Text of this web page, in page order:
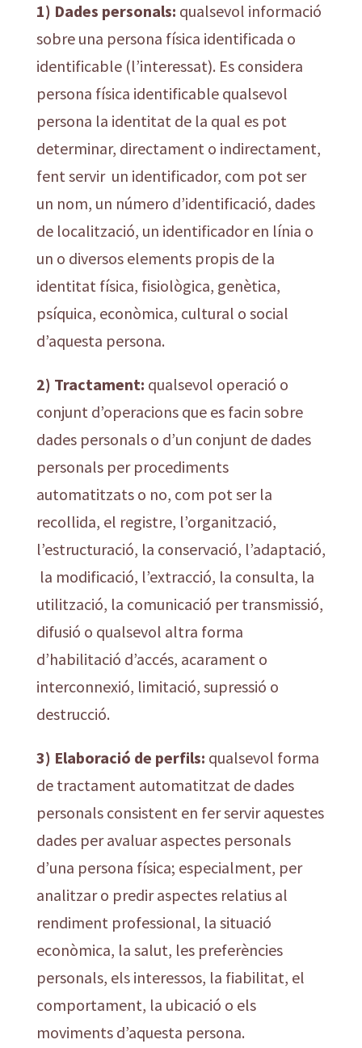
1) Dades personals: qualsevol informació
sobre una persona física identificada o
identificable (l’interessat). Es considera
persona física identificable qualsevol
persona la identitat de la qual es pot
determinar, directament o indirectament,
fent servir un identificador, com pot ser
un nom, un número d’identificació, dades
de localització, un identificador en línia o
un o diversos elements propis de la
identitat física, fisiològica, genètica,
psíquica, econòmica, cultural o social
d’aquesta persona.
2) Tractament: qualsevol operació o
conjunt d’operacions que es facin sobre
dades personals o d’un conjunt de dades
personals per procediments
automatitzats o no, com pot ser la
recollida, el registre, l’organització,
l’estructuració, la conservació, l’adaptació,
la modificació, l’extracció, la consulta, la
utilització, la comunicació per transmissió,
difusió o qualsevol altra forma
d’habilitació d’accés, acarament o
interconnexió, limitació, supressió o
destrucció.
3) Elaboració de perfils: qualsevol forma
de tractament automatitzat de dades
personals consistent en fer servir aquestes
dades per avaluar aspectes personals
d’una persona física; especialment, per
analitzar o predir aspectes relatius al
rendiment professional, la situació
econòmica, la salut, les preferències
personals, els interessos, la fiabilitat, el
comportament, la ubicació o els
moviments d’aquesta persona.